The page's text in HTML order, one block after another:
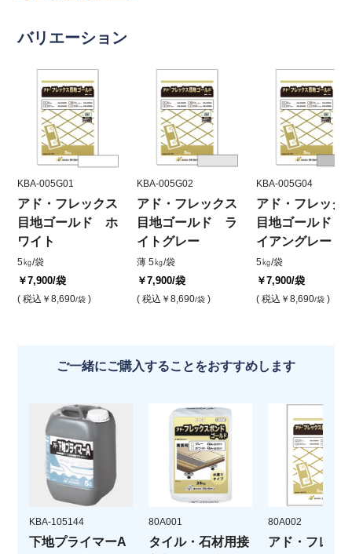
バリエーション
KBA-005G01
アド・フレックス
目地ゴールド ホ
ワイト
5㎏/袋
￥7,900/袋
( 税込 ￥8,690/袋 )
KBA-005G02
アド・フレックス
目地ゴールド ラ
イトグレー
薄 5㎏/袋
￥7,900/袋
( 税込 ￥8,690/袋 )
KBA-005G04
アド・フレック
目地ゴールド
イアングレー
5㎏/袋
￥7,900/袋
( 税込 ￥8,690/袋 )
ご一緒にご購入することをおすすめします
KBA-105144
下地プライマーA
80A001
タイル・石材用接
80A002
アド・フレッ